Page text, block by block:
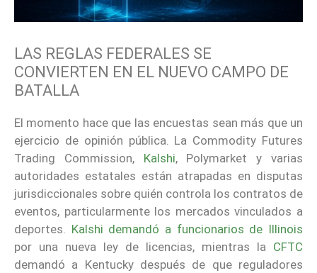
LAS REGLAS FEDERALES SE
CONVIERTEN EN EL NUEVO CAMPO DE
BATALLA
El momento hace que las encuestas sean más que un
ejercicio de opinión pública. La Commodity Futures
Trading Commission, Kalshi, Polymarket y varias
autoridades estatales están atrapadas en disputas
jurisdiccionales sobre quién controla los contratos de
eventos, particularmente los mercados vinculados a
deportes. Kalshi demandó a funcionarios de Illinois
por una nueva ley de licencias, mientras la CFTC
demandó a Kentucky después de que reguladores